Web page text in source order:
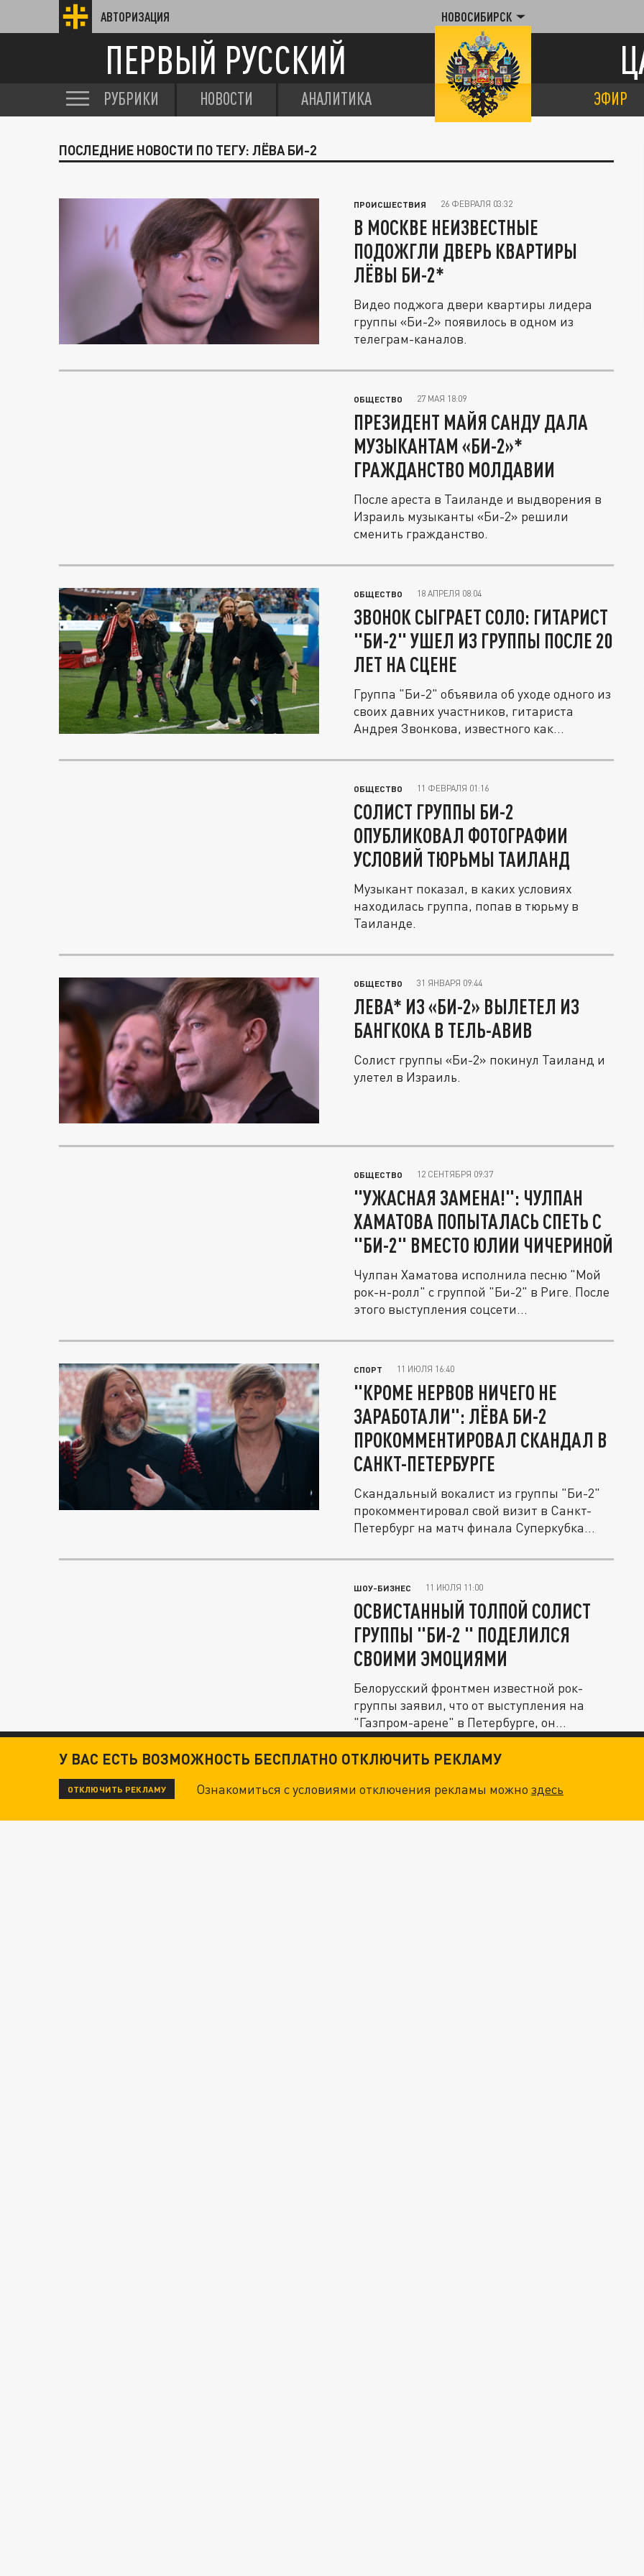
АВТОРИЗАЦИЯ НОВОСИБИРСК
ПЕРВЫЙ РУССКИЙ
РУБРИКИ НОВОСТИ АНАЛИТИКА ЭФИР
ПОСЛЕДНИЕ НОВОСТИ ПО ТЕГУ: ЛЁВА БИ-2
ПРОИСШЕСТВИЯ 26 ФЕВРАЛЯ 03:32
В МОСКВЕ НЕИЗВЕСТНЫЕ
ПОДОЖГЛИ ДВЕРЬ КВАРТИРЫ
ЛЁВЫ БИ-2*
Видео поджога двери квартиры лидера
группы «Би-2» появилось в одном из
телеграм-каналов.
ОБЩЕСТВО 27 МАЯ 18:09
ПРЕЗИДЕНТ МАЙЯ САНДУ ДАЛА
МУЗЫКАНТАМ «БИ-2»*
ГРАЖДАНСТВО МОЛДАВИИ
После ареста в Таиланде и выдворения в
Израиль музыканты «Би-2» решили
сменить гражданство.
ОБЩЕСТВО 18 АПРЕЛЯ 08:04
ЗВОНОК СЫГРАЕТ СОЛО: ГИТАРИСТ
"БИ-2" УШЕЛ ИЗ ГРУППЫ ПОСЛЕ 20
ЛЕТ НА СЦЕНЕ
Группа "Би-2" объявила об уходе одного из
своих давних участников, гитариста
Андрея Звонкова, известного как...
ОБЩЕСТВО 11 ФЕВРАЛЯ 01:16
СОЛИСТ ГРУППЫ БИ-2
ОПУБЛИКОВАЛ ФОТОГРАФИИ
УСЛОВИЙ ТЮРЬМЫ ТАИЛАНД
Музыкант показал, в каких условиях
находилась группа, попав в тюрьму в
Таиланде.
ОБЩЕСТВО 31 ЯНВАРЯ 09:44
ЛЕВА* ИЗ «БИ-2» ВЫЛЕТЕЛ ИЗ
БАНГКОКА В ТЕЛЬ-АВИВ
Солист группы «Би-2» покинул Таиланд и
улетел в Израиль.
ОБЩЕСТВО 12 СЕНТЯБРЯ 09:37
"УЖАСНАЯ ЗАМЕНА!": ЧУЛПАН
ХАМАТОВА ПОПЫТАЛАСЬ СПЕТЬ С
"БИ-2" ВМЕСТО ЮЛИИ ЧИЧЕРИНОЙ
Чулпан Хаматова исполнила песню "Мой
рок-н-ролл" с группой "Би-2" в Риге. После
этого выступления соцсети...
СПОРТ 11 ИЮЛЯ 16:40
"КРОМЕ НЕРВОВ НИЧЕГО НЕ
ЗАРАБОТАЛИ": ЛЁВА БИ-2
ПРОКОММЕНТИРОВАЛ СКАНДАЛ В
САНКТ-ПЕТЕРБУРГЕ
Скандальный вокалист из группы "Би-2"
прокомментировал свой визит в Санкт-
Петербург на матч финала Суперкубка...
ШОУ-БИЗНЕС 11 ИЮЛЯ 11:00
ОСВИСТАННЫЙ ТОЛПОЙ СОЛИСТ
ГРУППЫ "БИ-2 " ПОДЕЛИЛСЯ
СВОИМИ ЭМОЦИЯМИ
Белорусский фронтмен известной рок-
группы заявил, что от выступления на
"Газпром-арене" в Петербурге, он...
У ВАС ЕСТЬ ВОЗМОЖНОСТЬ БЕСПЛАТНО ОТКЛЮЧИТЬ РЕКЛАМУ
ОТКЛЮЧИТЬ РЕКЛАМУ Ознакомиться с условиями отключения рекламы можноздесь